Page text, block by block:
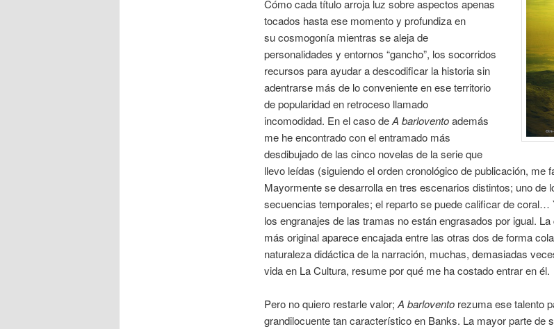
Cómo cada título arroja luz sobre aspectos apenas
tocados hasta ese momento y profundiza en
su cosmogonía mientras se aleja de
personalidades y entornos “gancho”, los socorridos
recursos para ayudar a descodificar la historia sin
adentrarse más de lo conveniente en ese territorio
de popularidad en retroceso llamado
incomodidad. En el caso deA barloventoademás
me he encontrado con el entramado más
desdibujado de las cinco novelas de la serie que
llevo leídas (siguiendo el orden cronológico de publicación, me
Mayormente se desarrolla en tres escenarios distintos; uno de
secuencias temporales; el reparto se puede calificar de coral…
los engranajes de las tramas no están engrasados por igual.
más original aparece encajada entre las otras dos de forma
naturaleza didáctica de la narración, muchas, demasiadas
vida en La Cultura, resume por qué me ha costado entrar en él.
Pero no quiero restarle valor;A barloventorezuma ese talento
grandilocuente tan característico en Banks. La mayor parte de